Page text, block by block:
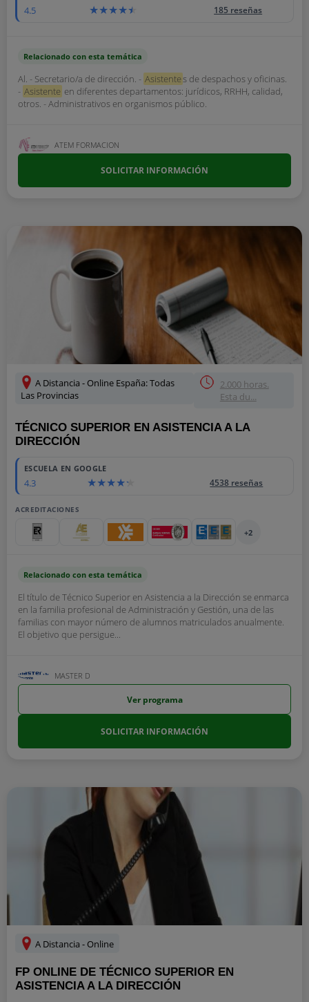
4.5 185 reseñas
Relacionado con esta temática
Al. - Secretario/a de dirección. - Asistentes de despachos y oficinas.
- Asistente en diferentes departamentos: jurídicos, RRHH, calidad,
otros. - Administrativos en organismos público.
ATEM FORMACION
SOLICITAR INFORMACIÓN
A Distancia - Online España: Todas
Las Provincias
2.000 horas.
Esta du...
TÉCNICO SUPERIOR EN ASISTENCIA A LA
DIRECCIÓN
ESCUELA EN GOOGLE
4.3 4538 reseñas
ACREDITACIONES
+2
Relacionado con esta temática
El título de Técnico Superior en Asistencia a la Dirección se enmarca
en la familia profesional de Administración y Gestión, una de las
familias con mayor número de alumnos matriculados anualmente.
El objetivo que persigue...
MASTER D
Ver programa
SOLICITAR INFORMACIÓN
A Distancia - Online
FP ONLINE DE TÉCNICO SUPERIOR EN
ASISTENCIA A LA DIRECCIÓN